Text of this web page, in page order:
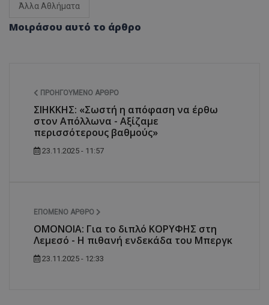
Άλλα Αθλήματα
Μοιράσου αυτό το άρθρο
ΠΡΟΗΓΟΎΜΕΝΟ ΆΡΘΡΟ
ΣΙΗΚΚΗΣ: «Σωστή η απόφαση να έρθω
στον Απόλλωνα - Αξίζαμε
περισσότερους βαθμούς»
23.11.2025 - 11:57
ΕΠΌΜΕΝΟ ΆΡΘΡΟ
ΟΜΟΝΟΙΑ: Για το διπλό ΚΟΡΥΦΗΣ στη
Λεμεσό - Η πιθανή ενδεκάδα του Μπεργκ
23.11.2025 - 12:33